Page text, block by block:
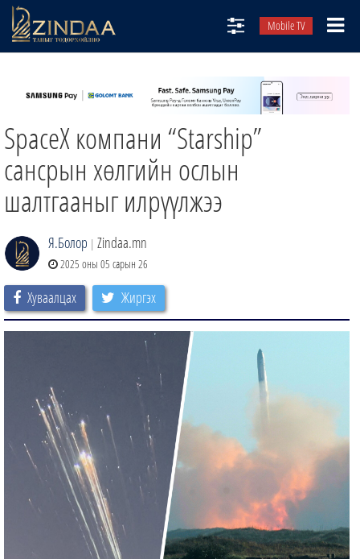
Mobile TV
ТВ8
ӨГЛӨӨНИЙ СОНИН
АУДИО ЗОХИОЛ
ЗИНДАА СЭТГҮҮЛ
SpaceX компани “Starship”
сансрын хөлгийн ослын
шалтгааныг илрүүлжээ
Я.Болор | Zindaa.mn
2025 оны 05 сарын 26
Хуваалцах Жиргэх